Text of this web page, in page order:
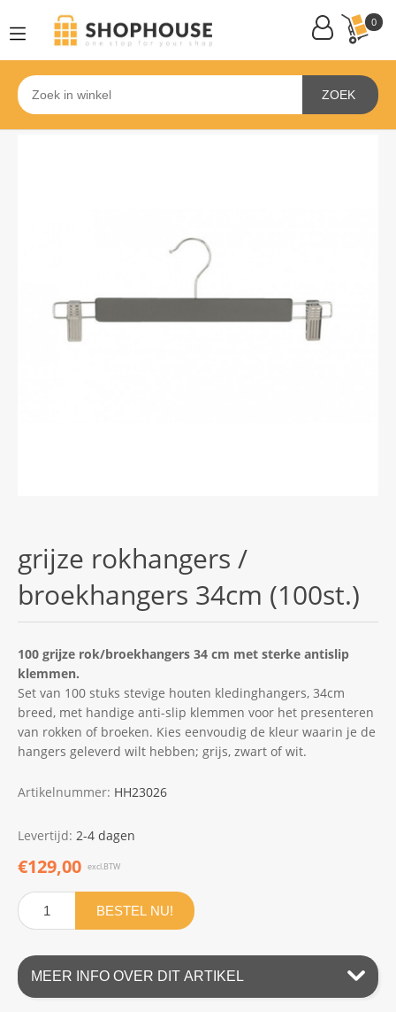
0
ZOEK
grijze rokhangers /
broekhangers 34cm (100st.)
100 grijze rok/broekhangers 34 cm met sterke antislip
klemmen.
Set van 100 stuks stevige houten kledinghangers, 34cm
breed, met handige anti-slip klemmen voor het presenteren
van rokken of broeken. Kies eenvoudig de kleur waarin je de
hangers geleverd wilt hebben; grijs, zwart of wit.
Artikelnummer: HH23026
Levertijd: 2-4 dagen
€129,00 excl.BTW
BESTEL NU!
MEER INFO OVER DIT ARTIKEL